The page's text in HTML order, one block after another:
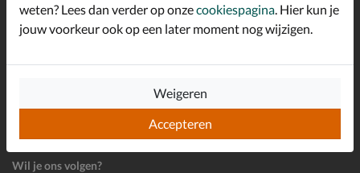
Altijd op de hoogte zijn?
Schrijf je in voor de Shoemixx nieuwsbrief en ontvang €10,-
Inschrijven
Wil je ons volgen?
weten? Lees dan verder op onzecookiespagina . Hier kun je
jouw voorkeur ook op een later moment nog wijzigen.
Accepteren
Weigeren